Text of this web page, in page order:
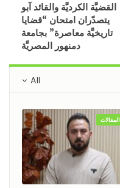
القضيَّة الكرديَّة والقائد آبو
يتصدّران امتحان “قضايا
تاريخيَّة معاصرة” بجامعة
دمنهور المصريَّة
All
المقالات